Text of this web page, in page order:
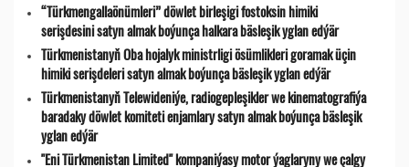
“Türkmengallaönümleri” döwlet birleşigi fostoksin himiki
serişdesini satyn almak boýunça halkara bäsleşik yglan edýär
Türkmenistanyň Oba hojalyk ministrligi ösümlikleri goramak üçin
himiki serişdeleri satyn almak boýunça bäsleşik yglan edýär
Türkmenistanyň Telewideniýe, radio­gepleşikler we kinematografiýa
baradaky döwlet komiteti enjamlary satyn almak boýunça bäsleşik
yglan edýär
"Eni Türkmenistan Limited" kompaniýasy motor ýaglaryny we çalgy